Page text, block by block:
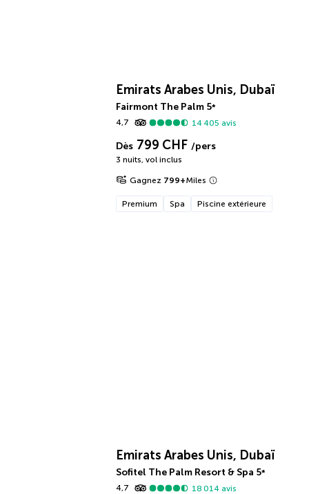
Emirats Arabes Unis, Dubaï
Fairmont The Palm 5*
4,7
14 405 avis
Dès 799 CHF /pers
3 nuits, vol inclus
Gagnez 799+Miles
Premium Spa Piscine extérieure
Emirats Arabes Unis, Dubaï
Sofitel The Palm Resort & Spa 5*
4,7
18 014 avis